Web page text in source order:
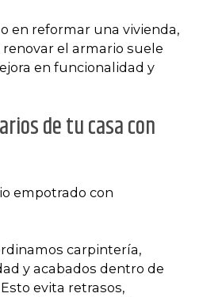
en reformar una vivienda,
el armario suele
en funcionalidad y
de tu casa con
carpintería,
y acabados dentro de
evita retrasos,